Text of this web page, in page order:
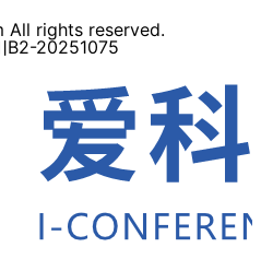
All rights reserved.
B2-20251075